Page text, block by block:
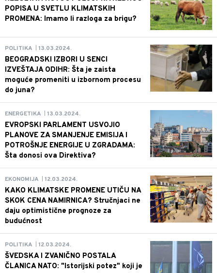
POPISA U SVETLU KLIMATSKIH
PROMENA: Imamo li razloga za brigu?
POLITIKA 13.03.2024.
BEOGRADSKI IZBORI U SENCI
IZVEŠTAJA ODIHR: Šta je zaista
moguće promeniti u izbornom procesu
do juna?
ENERGETIKA 13.03.2024.
EVROPSKI PARLAMENT USVOJIO
PLANOVE ZA SMANJENJE EMISIJA I
POTROŠNJE ENERGIJE U ZGRADAMA:
Šta donosi ova Direktiva?
EKONOMIJA 12.03.2024.
KAKO KLIMATSKE PROMENE UTIČU NA
SKOK CENA NAMIRNICA? Stručnjaci ne
daju optimistične prognoze za
budućnost
POLITIKA 12.03.2024.
ŠVEDSKA I ZVANIČNO POSTALA
ČLANICA NATO: "Istorijski potez" koji je